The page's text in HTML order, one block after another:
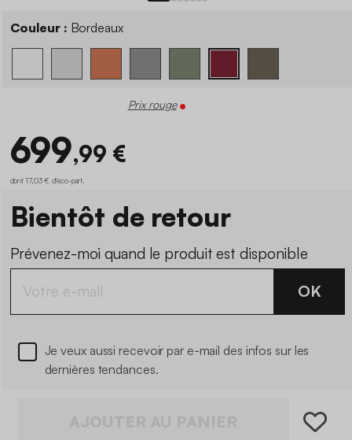
Couleur : Bordeaux
Prix rouge
699,99 €
dont 17,03 € d'éco-part
Bientôt de retour
Prévenez-moi quand le produit est disponible
OK
Je veux aussi recevoir par e-mail des infos sur les
dernières tendances.